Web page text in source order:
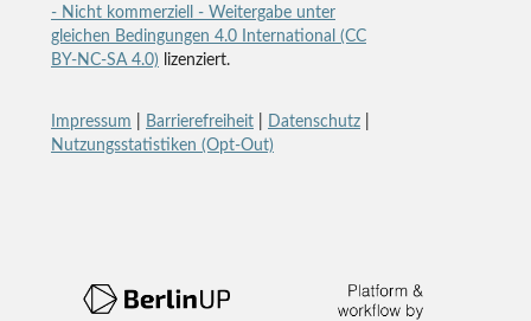
- Nicht kommerziell - Weitergabe unter
gleichen Bedingungen 4.0 International (CC
BY-NC-SA 4.0) lizenziert.
Impressum Barrierefreiheit| Datenschutz|
Nutzungsstatistiken (Opt-Out)